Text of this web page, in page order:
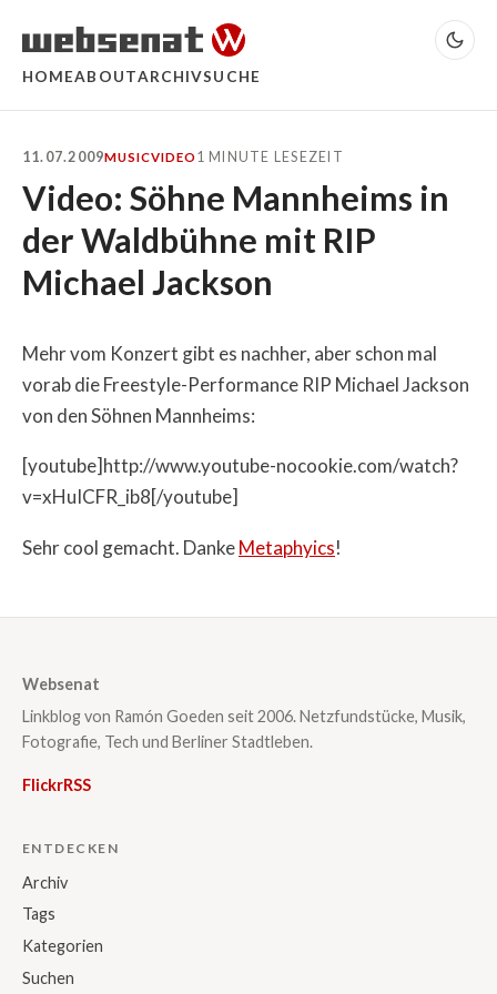
HOMEABOUTARCHIVSUCHE
11.07.2009MUSICVIDEO 1 MINUTE LESEZEIT
Video: Söhne Mannheims in
der Waldbühne mit RIP
Michael Jackson
Mehr vom Konzert gibt es nachher, aber schon mal
vorab die Freestyle-Performance RIP Michael Jackson
von den Söhnen Mannheims:
[youtube]http://www.youtube-nocookie.com/watch?
v=xHuICFR_ib8[/youtube]
Sehr cool gemacht. DankeMetaphyics!
Websenat
Linkblog von Ramón Goeden seit 2006. Netzfundstücke, Musik,
Fotografie, Tech und Berliner Stadtleben.
FlickrRSS
ENTDECKEN
Archiv
Tags
Kategorien
Suchen